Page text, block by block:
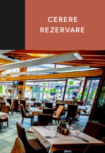
CERERE
REZERVARE